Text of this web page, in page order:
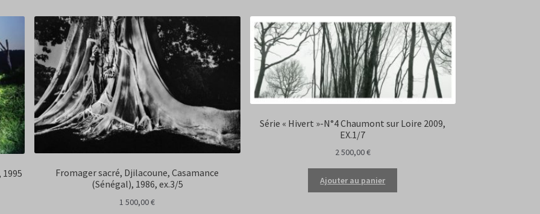
Fromager sacré, Djilacoune, Casamance
(Sénégal), 1986, ex.3/5
1 500,00€
Série « Hivert »-N°4 Chaumont sur Loire 2009,
EX.1/7
2 500,00€
Ajouter au panier